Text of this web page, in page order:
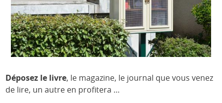
Déposez le livre, le magazine, le journal que vous venez
de lire, un autre en profitera …